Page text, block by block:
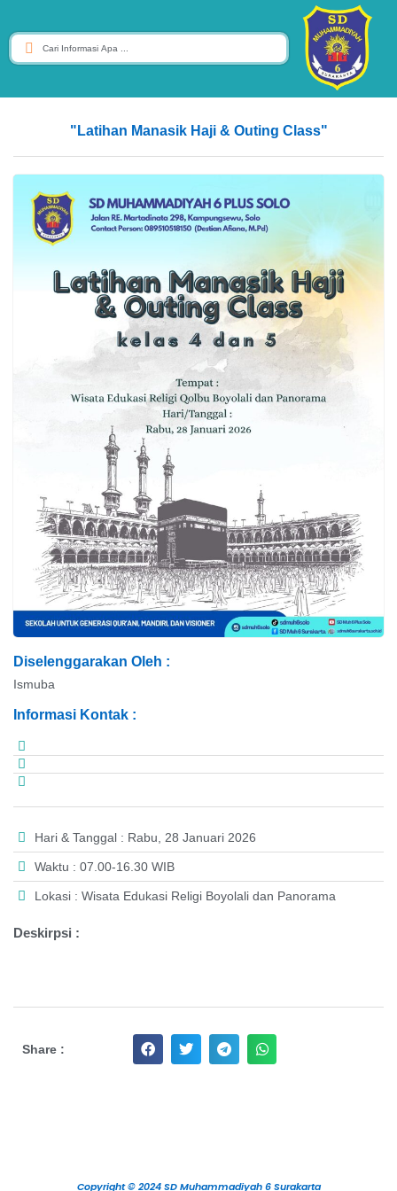
"Latihan Manasik Haji & Outing Class"
Diselenggarakan Oleh :
Ismuba
Informasi Kontak :
Hari & Tanggal : Rabu, 28 Januari 2026
Waktu : 07.00-16.30 WIB
Lokasi : Wisata Edukasi Religi Boyolali dan Panorama
Deskirpsi :
Share :
Copyright © 2024 SD Muhammadiyah 6 Surakarta